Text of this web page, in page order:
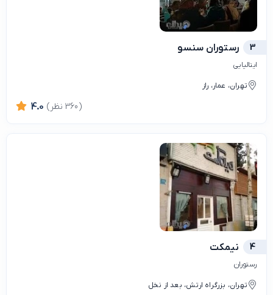
3 رستوران سنسو
ایتالیایی
تهران، عمار، راز
4.0 (360 نظر)
4 نیمکت
رستوران
تهران، بزرگراه ارتش، بعد از نخل